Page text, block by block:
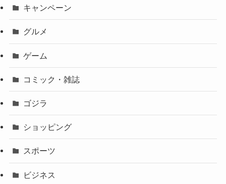
キャンペーン
グルメ
ゲーム
コミック・雑誌
ゴジラ
ショッピング
スポーツ
ビジネス